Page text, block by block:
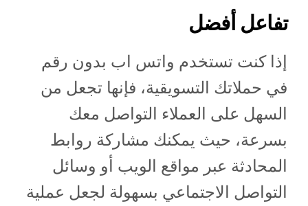
تفاعل أفضل
إذا كنت تستخدم واتس اب بدون رقم
في حملاتك التسويقية، فإنها تجعل من
السهل على العملاء التواصل معك
بسرعة، حيث يمكنك مشاركة روابط
المحادثة عبر مواقع الويب أو وسائل
التواصل الاجتماعي بسهولة لجعل عملية